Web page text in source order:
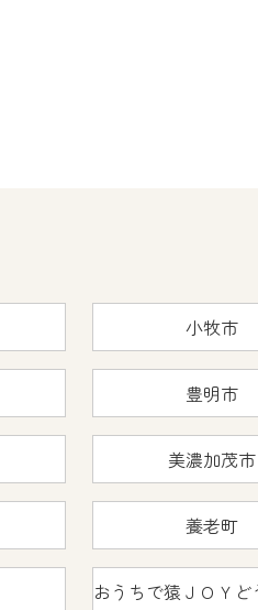
小牧市
豊明市
美濃加茂市
養老町